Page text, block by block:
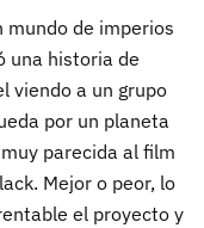
mundo de imperios
una historia de
viendo a un grupo
por un planeta
parecida al film
Mejor o peor, lo
el proyecto y